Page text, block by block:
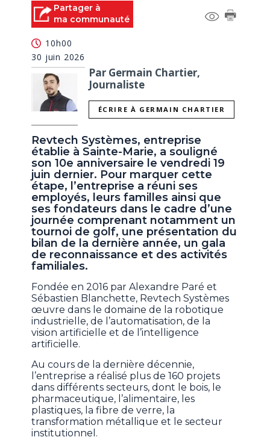
Partager à
ma communauté
10h00
30 juin 2026
Par Germain Chartier,
Journaliste
ÉCRIRE À GERMAIN CHARTIER
Revtech Systèmes, entreprise
établie à Sainte-Marie, a souligné
son 10e anniversaire le vendredi 19
juin dernier. Pour marquer cette
étape, l’entreprise a réuni ses
employés, leurs familles ainsi que
ses fondateurs dans le cadre d’une
journée comprenant notamment un
tournoi de golf, une présentation du
bilan de la dernière année, un gala
de reconnaissance et des activités
familiales.
Fondée en 2016 par Alexandre Paré et
Sébastien Blanchette, Revtech Systèmes
œuvre dans le domaine de la robotique
industrielle, de l’automatisation, de la
vision artificielle et de l’intelligence
artificielle.
Au cours de la dernière décennie,
l’entreprise a réalisé plus de 160 projets
dans différents secteurs, dont le bois, le
pharmaceutique, l’alimentaire, les
plastiques, la fibre de verre, la
transformation métallique et le secteur
institutionnel.